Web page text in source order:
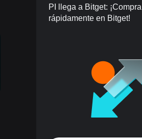
PI llega a Bitget:
rápidamente en Bitget!